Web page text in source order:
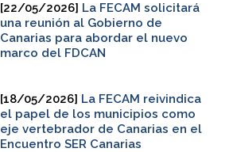
[22/05/2026] La FECAM solicitará
una reunión al Gobierno de
Canarias para abordar el nuevo
marco del FDCAN
[18/05/2026] La FECAM reivindica
el papel de los municipios como
eje vertebrador de Canarias en el
Encuentro SER Canarias